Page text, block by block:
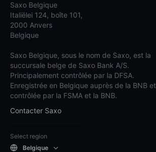
Saxo Belgique
Italiëlei 124, boîte 101,
2000 Anvers
Belgique
Saxo Belgique, sous le nom de Saxo, est la
succursale belge de Saxo Bank A/S.
Principalement contrôlée par la DFSA.
Enregistrée en Belgique auprès de la BNB et
contrôlée par la FSMA et la BNB.
Contacter Saxo
Select region
Belgique